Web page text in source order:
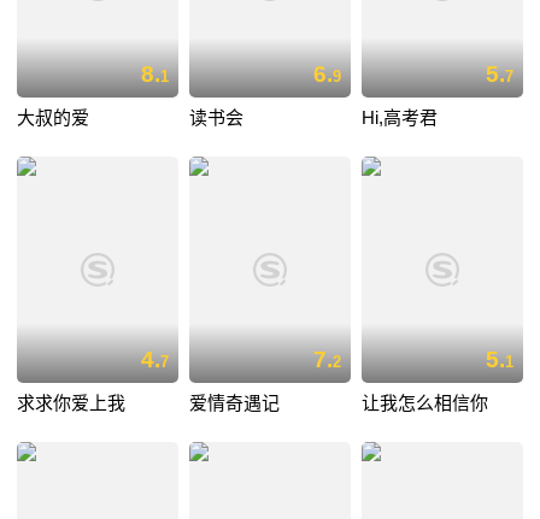
8.1
大叔的爱
6.9
读书会
5.7
Hi,高考君
4.7
求求你爱上我
7.2
爱情奇遇记
5.1
让我怎么相信你